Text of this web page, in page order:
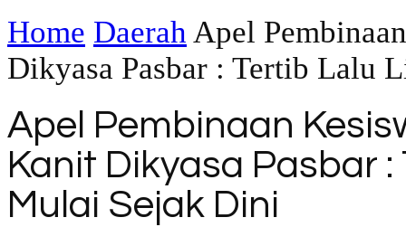
Home Daerah Apel
Dikyasa Pasbar : Tertib Lalu
Apel Pembinaan
Kanit Dikyasa Pasbar
Mulai Sejak Dini